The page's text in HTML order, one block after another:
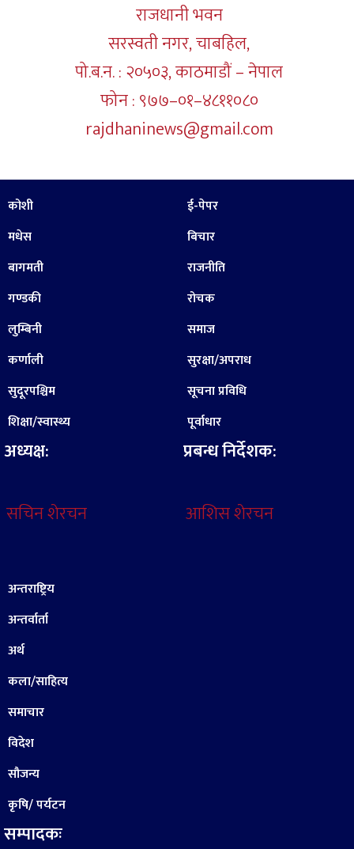
राजधानी भवन
सरस्वती नगर, चाबहिल,
पो.ब.न. : २०५०३, काठमाडौं – नेपाल
फोन : ९७७–०१–४८११०८०
rajdhaninews@gmail.com
कोशी
मधेस
बागमती
गण्डकी
लुम्बिनी
कर्णाली
सुदूरपश्चिम
शिक्षा/स्वास्थ्य
अध्यक्ष:
सचिन शेरचन
ई-पेपर
बिचार
राजनीति
रोचक
समाज
सुरक्षा/अपराध
सूचना प्रविधि
पूर्वाधार
प्रबन्ध निर्देशक:
आशिस शेरचन
अन्तराष्ट्रिय
अन्तर्वार्ता
अर्थ
कला/साहित्य
समाचार
विदेश
सौजन्य
कृषि/ पर्यटन
सम्पादकः